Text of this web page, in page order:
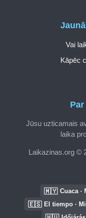
Jūsu uzticamais
laika
Laikazinas.org ©
Vai
Kāpēc
🇲🇾 Cuaca ·
🇪🇸 El tiempo ·